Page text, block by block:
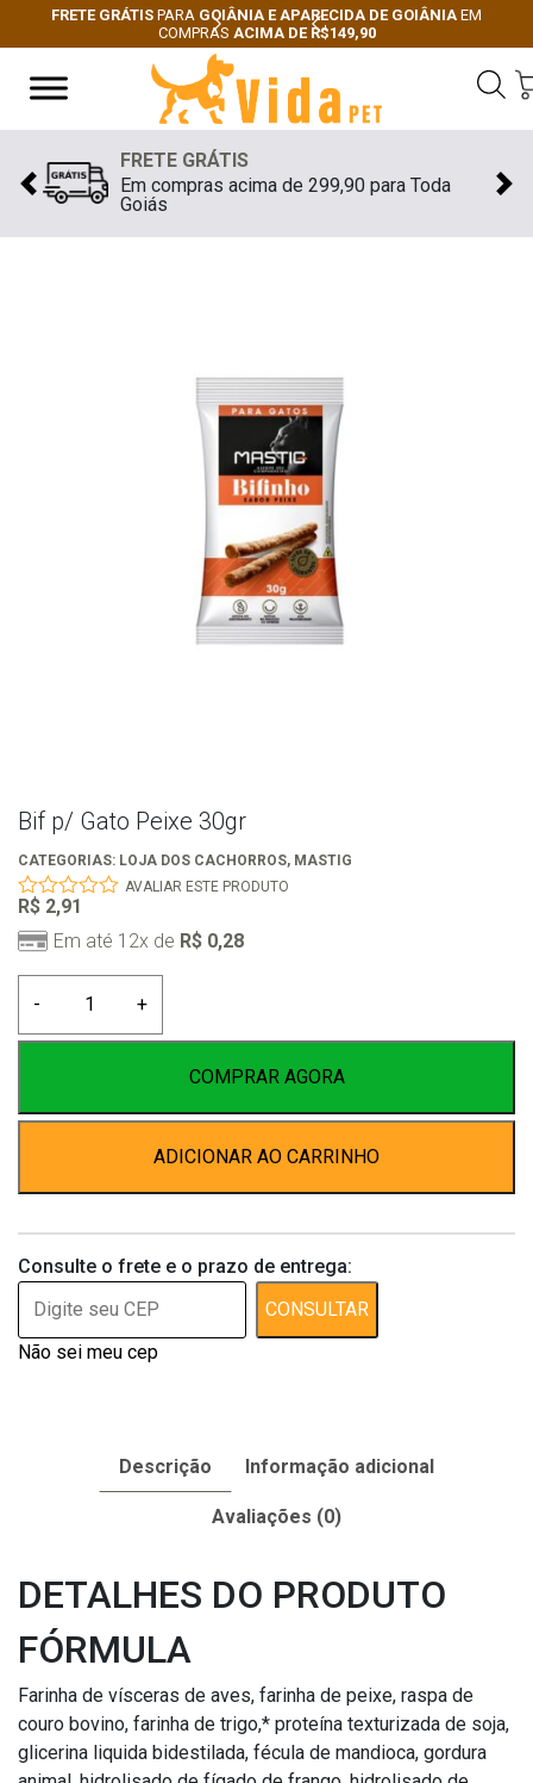
FRETE GRÁTIS PARA GOIÂNIA E APARECIDA DE GOIÂNIAEM
COMPRAS ACIMA DE R$149,90
Previous
Next
FRETE GRÁTIS
Em compras acima de 299,90 para Toda
Goiás
Previous
Bif p/ Gato Peixe 30gr
CATEGORIAS: LOJA DOS CACHORROS, MASTIG
0
out
of
AVALIAR ESTE PRODUTO
R$ 2,91
Em até 12x de R$ 0,28
-
Gato
quantidade
+
COMPRAR AGORA
ADICIONAR AO CARRINHO
Consulte o frete e o prazo de entrega:
CONSULTAR
Não sei meu cep
Descrição Informação adicional
Avaliações (0)
DETALHES DO PRODUTO
FÓRMULA
Farinha de vísceras de aves, farinha de peixe, raspa de
couro bovino, farinha de trigo,* proteína texturizada de soja,
glicerina liquida bidestilada, fécula de mandioca, gordura